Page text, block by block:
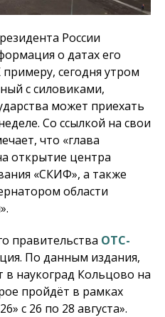
России
о датах его
сегодня утром
с силовиками,
может приехать
Со ссылкой на свои
что «глава
открытие центра
«СКИФ», а также
области
правительства ОТС-
По данным издания,
в наукоград Кольцово на
пройдёт в рамках
с 26 по 28 августа».